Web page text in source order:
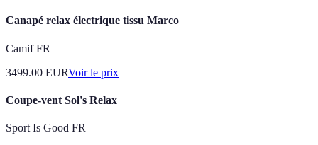
Canapé relax électrique tissu Marco
Camif FR
3499.00 EURVoir le prix
Coupe-vent Sol's Relax
Sport Is Good FR